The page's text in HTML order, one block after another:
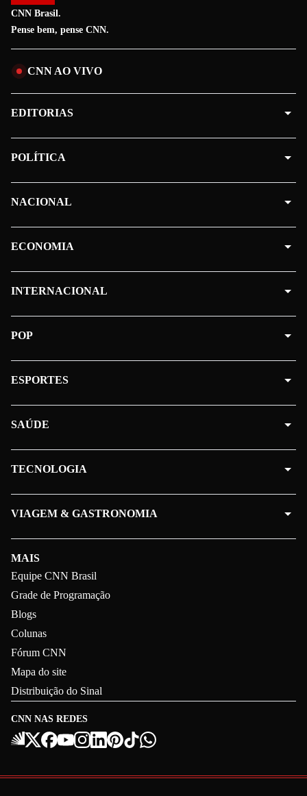
CNN Brasil.
Pense bem, pense CNN.
CNN AO VIVO
CNN NAS REDES
MAIS
Equipe CNN Brasil
Grade de Programação
Blogs
Colunas
Fórum CNN
Mapa do site
Distribuição do Sinal
EDITORIAS
POLÍTICA
NACIONAL
ECONOMIA
INTERNACIONAL
POP
ESPORTES
SAÚDE
TECNOLOGIA
VIAGEM & GASTRONOMIA